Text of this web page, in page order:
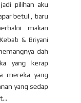
pilihan aku
betul , baru
makan
& Briyani
dah
yang kerap
mereka yang
yang sedap